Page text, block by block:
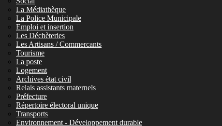
La Médiathèque
La Police Municipale
Emploi et insertion
Les Déchèteries
Les Artisans / Commercants
Tourisme
La poste
Logement
Archives état civil
Relais assistants maternels
Préfecture
Répertoire électoral unique
Transports
Environnement - Développement durable